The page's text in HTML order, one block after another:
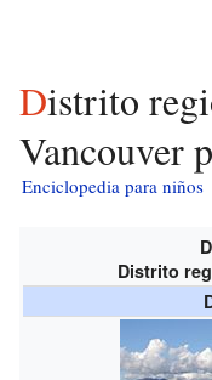
Distrito regional del Gran
Vancouver
Enciclopedia para niños
Distrito